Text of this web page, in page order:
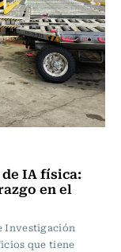
IA física:
en el
Investigación
que tiene